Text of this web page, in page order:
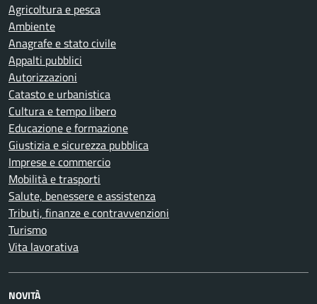
Agricoltura e pesca
Ambiente
Anagrafe e stato civile
Appalti pubblici
Autorizzazioni
Catasto e urbanistica
Cultura e tempo libero
Educazione e formazione
Giustizia e sicurezza pubblica
Imprese e commercio
Mobilità e trasporti
Salute, benessere e assistenza
Tributi, finanze e contravvenzioni
Turismo
Vita lavorativa
NOVITÀ